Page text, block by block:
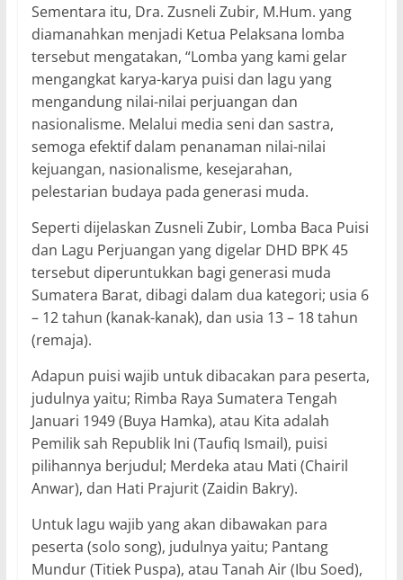
Sementara itu, Dra. Zusneli Zubir, M.Hum. yang
diamanahkan menjadi Ketua Pelaksana lomba
tersebut mengatakan, “Lomba yang kami gelar
mengangkat karya-karya puisi dan lagu yang
mengandung nilai-nilai perjuangan dan
nasionalisme. Melalui media seni dan sastra,
semoga efektif dalam penanaman nilai-nilai
kejuangan, nasionalisme, kesejarahan,
pelestarian budaya pada generasi muda.
Seperti dijelaskan Zusneli Zubir, Lomba Baca Puisi
dan Lagu Perjuangan yang digelar DHD BPK 45
tersebut diperuntukkan bagi generasi muda
Sumatera Barat, dibagi dalam dua kategori; usia 6
– 12 tahun (kanak-kanak), dan usia 13 – 18 tahun
(remaja).
Adapun puisi wajib untuk dibacakan para peserta,
judulnya yaitu; Rimba Raya Sumatera Tengah
Januari 1949 (Buya Hamka), atau Kita adalah
Pemilik sah Republik Ini (Taufiq Ismail), puisi
pilihannya berjudul; Merdeka atau Mati (Chairil
Anwar), dan Hati Prajurit (Zaidin Bakry).
Untuk lagu wajib yang akan dibawakan para
peserta (solo song), judulnya yaitu; Pantang
Mundur (Titiek Puspa), atau Tanah Air (Ibu Soed),